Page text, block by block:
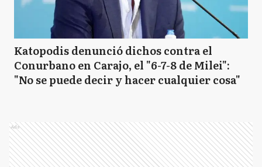
Katopodis denunció dichos contra el
Conurbano en Carajo, el "6-7-8 de Milei":
"No se puede decir y hacer cualquier cosa"
Ads